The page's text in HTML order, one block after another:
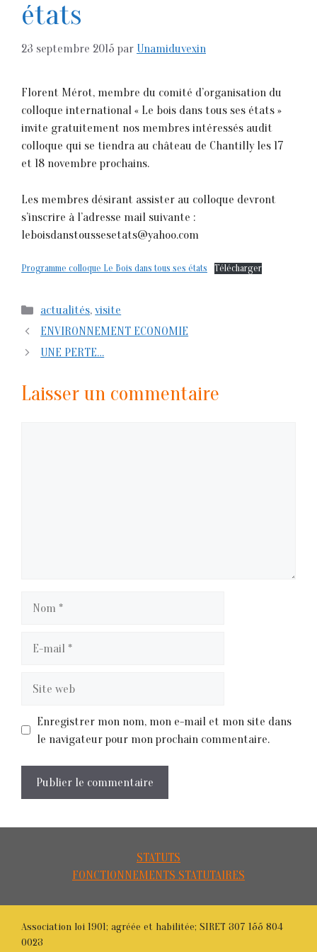
états
23 septembre 2015 par Unamiduvexin
Florent Mérot, membre du comité d’organisation du
colloque international « Le bois dans tous ses états »
invite gratuitement nos membres intéressés audit
colloque qui se tiendra au château de Chantilly les 17
et 18 novembre prochains.
Les membres désirant assister au colloque devront
s’inscrire à l’adresse mail suivante :
leboisdanstoussesetats@yahoo.com
Programme colloque Le Bois dans tous ses états Télécharger
Catégories
actualités,visite
ENVIRONNEMENT ECONOMIE
UNE PERTE…
Laisser un commentaire
Enregistrer mon nom, mon e-mail et mon site dans
le navigateur pour mon prochain commentaire.
STATUTS
FONCTIONNEMENTS STATUTAIRES
Association loi 1901; agréée et habilitée; SIRET 307 155 804
0023